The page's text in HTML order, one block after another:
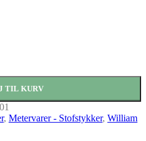
TIL KURV
, Metervarer - Stofstykker, William